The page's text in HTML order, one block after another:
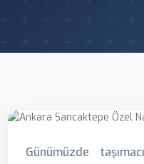
Günümüzde